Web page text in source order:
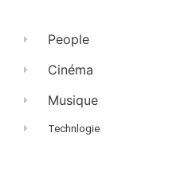
People
Cinéma
Musique
Technlogie